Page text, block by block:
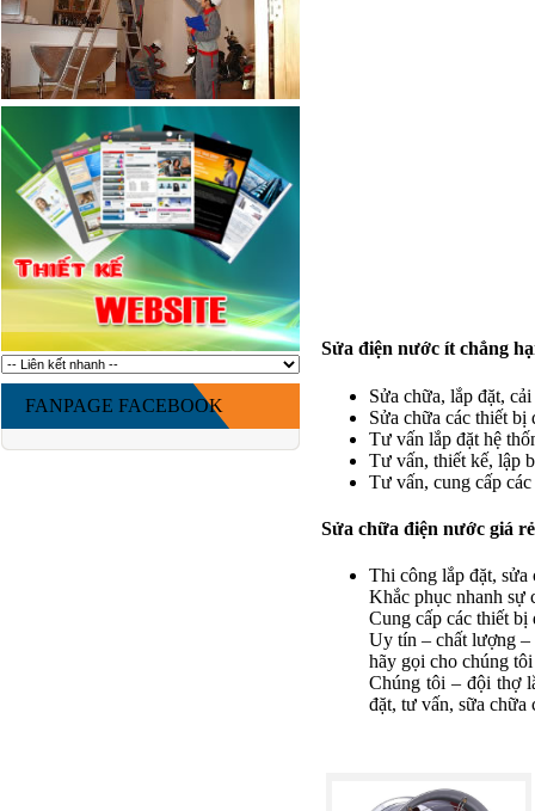
FANPAGE FACEBOOK
Sửa điện nước ít chẳng
Sửa chữa, lắp đặt,
Sửa chữa các thiết
Tư vấn lắp đặt hệ
Tư vấn, thiết kế, lập
Tư vấn, cung cấp
Sửa chữa điện nước giá
Thi công lắp đặt,
Khắc phục nhanh sự
Cung cấp các thiết
Uy tín – chất lượng –
hãy gọi cho chúng
Chúng tôi – đội thợ
đặt, tư vấn, sữa chữa